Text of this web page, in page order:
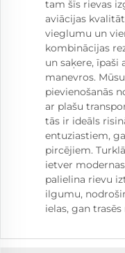
tam šīs rievas
aviācijas
vieglumu un
kombinācijas
un saķere,
manevros.
pievienošanās
ar plašu
tās ir ideāls
entuziastiem,
pircējiem.
ietver
palielina rievu
ilgumu,
ielas, gan